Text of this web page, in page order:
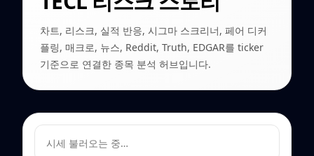
차트, 리스크, 실적 반응, 시그마 스크리너, 페어 디커
플링, 매크로, 뉴스, Reddit, Truth, EDGAR를 ticker
기준으로 연결한 종목 분석 허브입니다.
시세 불러오는 중…